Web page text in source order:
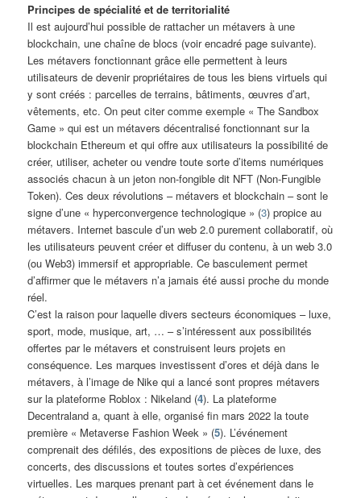
Principes de spécialité et de territorialité
Il est aujourd’hui possible de rattacher un métavers à une
blockchain, une chaîne de blocs (voir encadré page suivante).
Les métavers fonctionnant grâce elle permettent à leurs
utilisateurs de devenir propriétaires de tous les biens virtuels qui
y sont créés : parcelles de terrains, bâtiments, œuvres d’art,
vêtements, etc. On peut citer comme exemple « The Sandbox
Game » qui est un métavers décentralisé fonctionnant sur la
blockchain Ethereum et qui offre aux utilisateurs la possibilité de
créer, utiliser, acheter ou vendre toute sorte d’items numériques
associés chacun à un jeton non-fongible dit NFT (Non-Fungible
Token). Ces deux révolutions – métavers et blockchain – sont le
signe d’une « hyperconvergence technologique » (3) propice au
métavers. Internet bascule d’un web 2.0 purement collaboratif, où
les utilisateurs peuvent créer et diffuser du contenu, à un web 3.0
(ou Web3) immersif et appropriable. Ce basculement permet
d’affirmer que le métavers n’a jamais été aussi proche du monde
réel.
C’est la raison pour laquelle divers secteurs économiques – luxe,
sport, mode, musique, art, … – s’intéressent aux possibilités
offertes par le métavers et construisent leurs projets en
conséquence. Les marques investissent d’ores et déjà dans le
métavers, à l’image de Nike qui a lancé sont propres métavers
sur la plateforme Roblox : Nikeland (4). La plateforme
Decentraland a, quant à elle, organisé fin mars 2022 la toute
première « Metaverse Fashion Week » (5). L’événement
comprenait des défilés, des expositions de pièces de luxe, des
concerts, des discussions et toutes sortes d’expériences
virtuelles. Les marques prenant part à cet événement dans le